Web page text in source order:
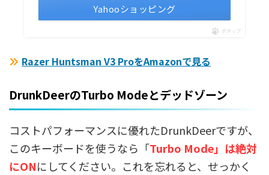
Yahooショッピング
ポチップ
Razer Huntsman V3 ProをAmazonで見る
DrunkDeerのTurbo Modeとデッドゾーン
コストパフォーマンスに優れたDrunkDeerですが、
このキーボードを使うなら「Turbo Mode」は絶対
にONにしてください。これを忘れると、せっかく